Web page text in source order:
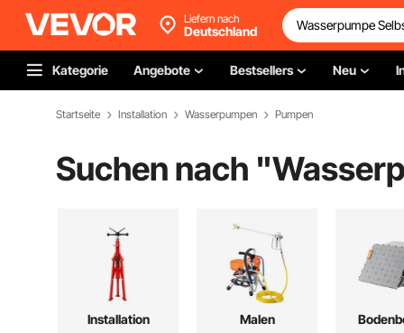
Liefern nach
Deutschland
Kategorie Angebote Bestsellers Neu
Startseite Installation Wasserpumpen Pumpen
Suchen nach "
Installation Malen